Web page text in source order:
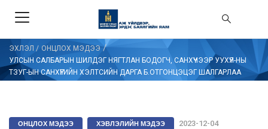
ЭХЛЭЛ / ОНЦЛОХ МЭДЭЭ/
УЛСЫН САЛБАРЫН ШИЛДЭГ НЯГТЛАН БОДОГЧ, САНХҮҮЧЭЭР УУХҮЯ-НЫ
ТЗУГ-ЫН САНХҮҮГИЙН ХЭЛТСИЙН ДАРГА Б.ОТГОНЦЭЦЭГ ШАЛГАРЛАА
ОНЦЛОХ МЭДЭЭ ХЭВЛЭЛИЙН МЭДЭЭ 2023-12-04